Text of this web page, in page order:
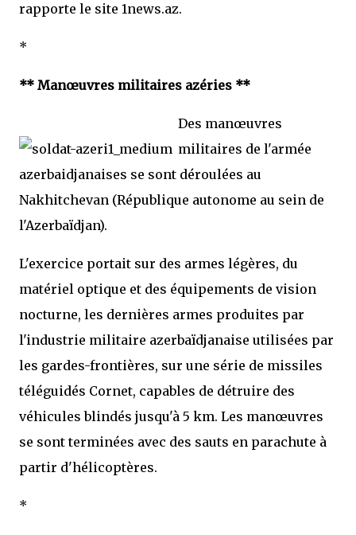
rapporte le site 1news.az.
*
** Manœuvres militaires azéries **
Des manœuvres
militaires de l'armée
azerbaidjanaises se sont déroulées au
Nakhitchevan (République autonome au sein de
l'Azerbaïdjan).
L'exercice portait sur des armes légères, du
matériel optique et des équipements de vision
nocturne, les dernières armes produites par
l'industrie militaire azerbaïdjanaise utilisées par
les gardes-frontières, sur une série de missiles
téléguidés Cornet, capables de détruire des
véhicules blindés jusqu'à 5 km. Les manœuvres
se sont terminées avec des sauts en parachute à
partir d'hélicoptères.
*